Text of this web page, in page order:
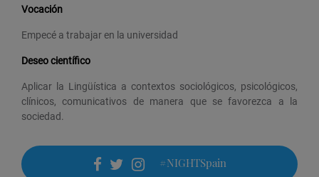
Vocación
Empecé a trabajar en la universidad
Deseo científico
Aplicar la Lingüística a contextos sociológicos, psicológicos,
clínicos, comunicativos de manera que se favorezca a la
sociedad.
#NIGHTSpain